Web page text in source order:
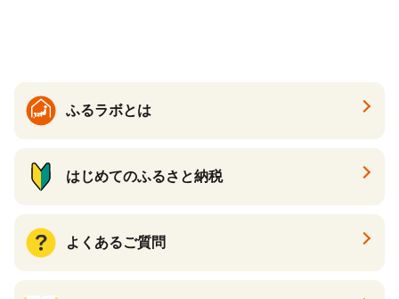
ふるラボとは
はじめてのふるさと納税
よくあるご質問